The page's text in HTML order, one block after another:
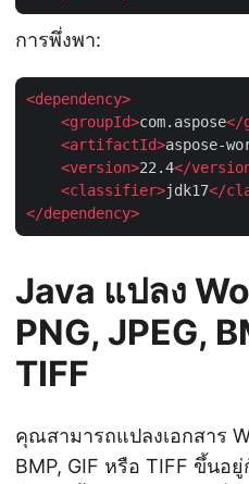
การพึ่งพา:
<dependency>
<groupId>com.aspose</
<artifactId>aspose-
<version>22.4</
<classifier>jdk17</
</dependency>
Java แปลง
PNG, JPEG,
TIFF
คุณสามารถแปลงเอกสาร
BMP, GIF หรือ TIFF ขึ้นอ